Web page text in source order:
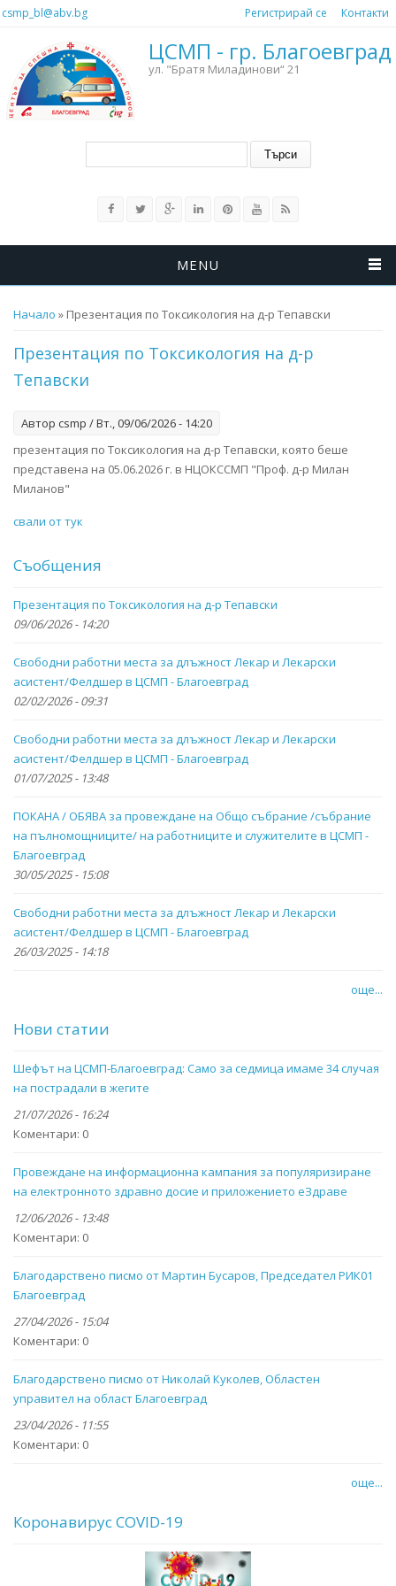
Премини към основното съдържание
csmp_bl@abv.bg Регистрирай се Контакти
ЦСМП - гр. Благоевград
ул. "Братя Миладинови“ 21
MENU
Вие сте тук
Начало » Презентация по Токсикология на д-р Тепавски
Презентация по Токсикология на д-р
Тепавски
Автор csmp / Вт., 09/06/2026 - 14:20
презентация по Токсикология на д-р Тепавски, която беше
представена на 05.06.2026 г. в НЦОКССМП "Проф. д-р Милан
Миланов"
свали от тук
Съобщения
Презентация по Токсикология на д-р Тепавски
09/06/2026 - 14:20
Свободни работни места за длъжност Лекар и Лекарски
асистент/Фелдшер в ЦСМП - Благоевград
02/02/2026 - 09:31
Свободни работни места за длъжност Лекар и Лекарски
асистент/Фелдшер в ЦСМП - Благоевград
01/07/2025 - 13:48
ПОКАНА / ОБЯВА за провеждане на Общо събрание /събрание
на пълномощниците/ на работниците и служителите в ЦСМП -
Благоевград
30/05/2025 - 15:08
Свободни работни места за длъжност Лекар и Лекарски
асистент/Фелдшер в ЦСМП - Благоевград
26/03/2025 - 14:18
още...
Нови статии
Шефът на ЦСМП-Благоевград: Само за седмица имаме 34 случая
на пострадали в жегите
21/07/2026 - 16:24
Коментари: 0
Провеждане на информационна кампания за популяризиране
на електронното здравно досие и приложението eЗдраве
12/06/2026 - 13:48
Коментари: 0
Благодарствено писмо от Мартин Бусаров, Председател РИК01
Благоевград
27/04/2026 - 15:04
Коментари: 0
Благодарствено писмо от Николай Куколев, Областен
управител на област Благоевград
23/04/2026 - 11:55
Коментари: 0
още...
Коронавирус COVID-19